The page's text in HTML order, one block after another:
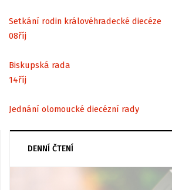
Setkání rodin královéhradecké diecéze
08říj
Biskupská rada
14říj
Jednání olomoucké diecézní rady
DENNÍ ČTENÍ